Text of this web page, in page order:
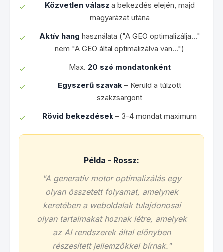
Közvetlen válasz a bekezdés elején, majd
magyarázat utána
Aktív hang használata ("A GEO optimalizálja..."
nem "A GEO által optimalizálva van...")
Max. 20 szó mondatonként
Egyszerű szavak – Kerüld a túlzott
szakzsargont
Rövid bekezdések – 3-4 mondat maximum
Példa – Rossz:
"A generatív motor optimalizálás egy
olyan összetett folyamat, amelynek
keretében a weboldalak tulajdonosai
olyan tartalmakat hoznak létre, amelyek
az AI rendszerek által előnyben
részesített jellemzőkkel bírnak."